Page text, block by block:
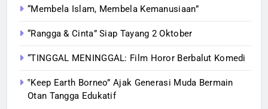
“Membela Islam, Membela Kemanusiaan”
“Rangga & Cinta” Siap Tayang 2 Oktober
“TINGGAL MENINGGAL: Film Horor Berbalut Komedi
‟Keep Earth Borneo” Ajak Generasi Muda Bermain
Otan Tangga Edukatif